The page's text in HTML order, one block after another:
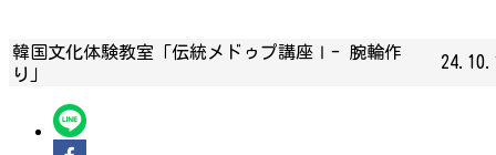
韓国文化体験教室「伝統メドゥプ講座Ⅰ- 腕輪作
り」